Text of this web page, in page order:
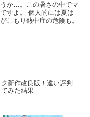
か…。この暑さの中でマ
すよ。 個人的には夏は
こもり熱中症の危険も。
新作改良版！違い評判
みた結果